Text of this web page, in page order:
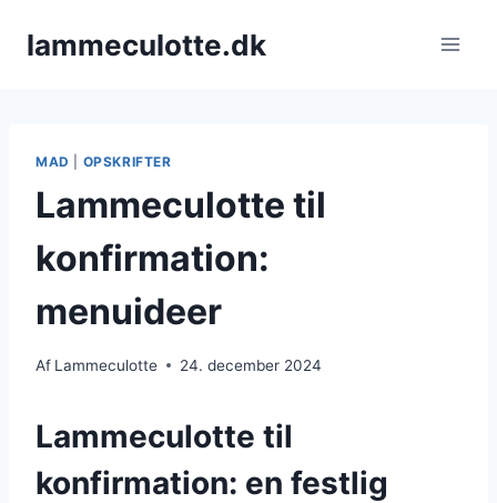
lammeculotte.dk
MAD OPSKRIFTER
Lammeculotte til
konfirmation:
menuideer
Af Lammeculotte 24. december 2024
Lammeculotte til
konfirmation: en festlig